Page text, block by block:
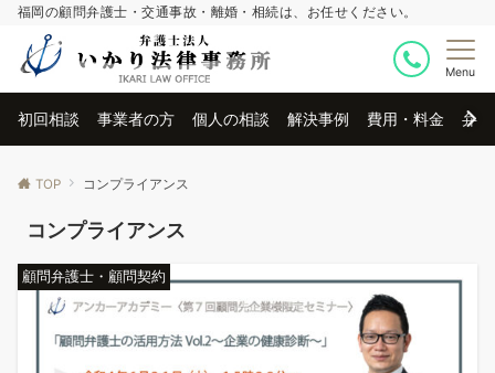
福岡の顧問弁護士・交通事故・離婚・相続は、お任せください。
Menu
初回相談 事業者の方 個人の相談 解決事例 費用・料金 弁
TOP コンプライアンス
コンプライアンス
顧問弁護士・顧問契約